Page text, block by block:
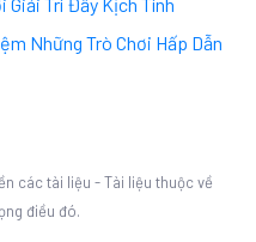
Những Trò Chơi Hấp Dẫn
các tài liệu - Tài liệu thuộc về
điều đó.